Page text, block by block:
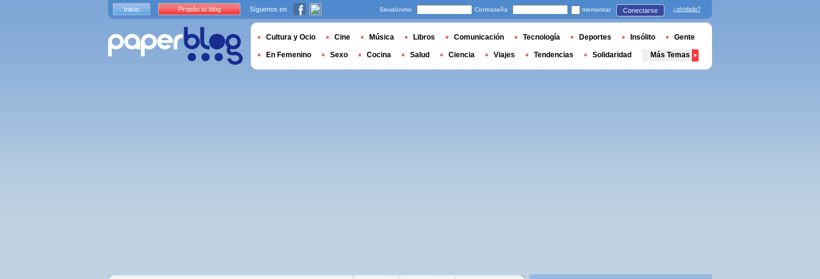
Inicio Propón tu blog Síguenos en Seudónimo Contraseña memorizar Conectarse ¿olvidado?
Cultura y Ocio Cine Música Libros Comunicación Tecnología Deportes Insólito Gente
En Femenino Sexo Cocina Salud Ciencia Viajes Tendencias Solidaridad Más Temas